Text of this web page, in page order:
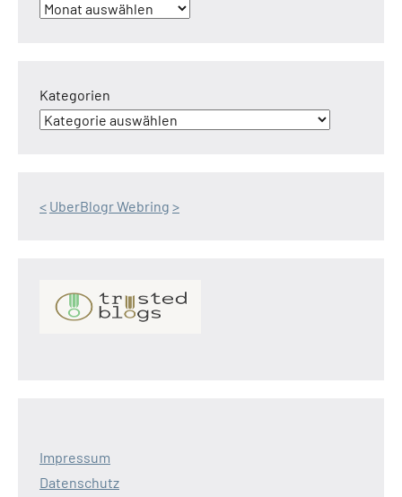
Kategorien
< UberBlogr Webring >
Impressum
Datenschutz